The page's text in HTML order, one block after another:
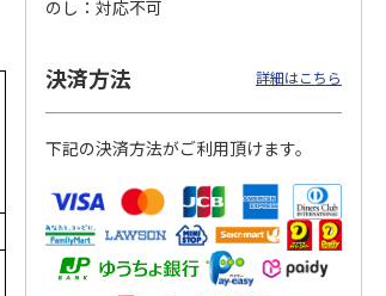
(送料別・税込)
のし
対応不可
決済方法 詳細はこちら
下記の決済方法がご利用頂けます。